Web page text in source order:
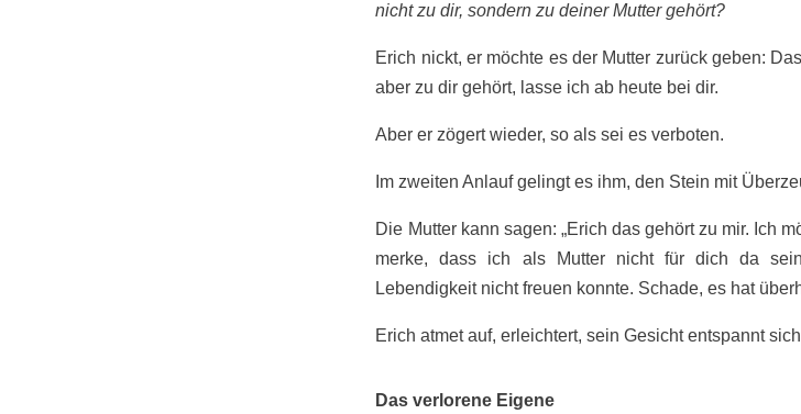
nicht zu dir, sondern zu deiner Mutter gehört?
Erich nickt, er möchte es der Mutter zurück geben:
aber zu dir gehört, lasse ich ab heute bei dir.
Aber er zögert wieder, so als sei es verboten.
Im zweiten Anlauf gelingt es ihm, den Stein mit
Die Mutter kann sagen: „Erich das gehört zu mir. Ich
merke, dass ich als Mutter nicht für dich da
Lebendigkeit nicht freuen konnte. Schade, es hat
Erich atmet auf, erleichtert, sein Gesicht entspannt
Das verlorene Eigene